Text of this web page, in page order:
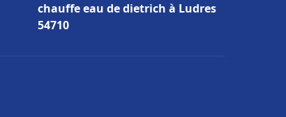
chauffe eau de dietrich à Ludres
54710